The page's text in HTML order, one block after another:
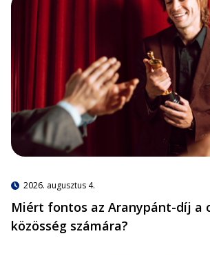
2026. augusztus 4.
Miért fontos az Aranypánt-díj a
közösség számára?